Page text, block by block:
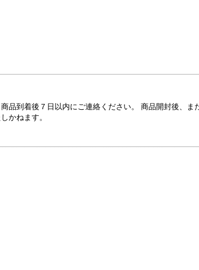
品到着後７日以内にご連絡ください。 商品開封後、ま
かねます。